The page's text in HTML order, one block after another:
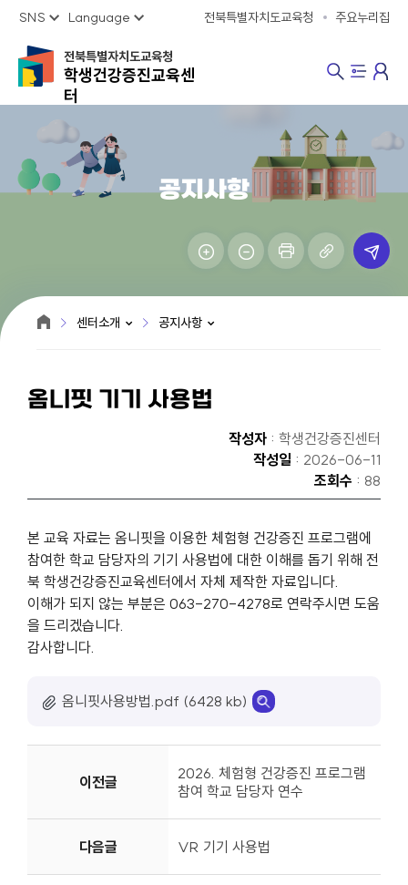
SNS Language 전북특별자치도교육청 주요누리집
전북특별자치도교육청
학생건강증진교육센
터
공지사항
센터소개 공지사항
옴니핏 기기 사용법
작성자 : 학생건강증진센터
작성일 : 2026-06-11
조회수 : 88
본 교육 자료는 옴니핏을 이용한 체험형 건강증진 프로그램에
참여한 학교 담당자의 기기 사용법에 대한 이해를 돕기 위해 전
북 학생건강증진교육센터에서 자체 제작한 자료입니다.
이해가 되지 않는 부분은 063-270-4278로 연락주시면 도움
을 드리겠습니다.
감사합니다.
옴니핏사용방법.pdf (6428 kb)
이전글
2026. 체험형 건강증진 프로그램
참여 학교 담당자 연수
다음글 VR 기기 사용법